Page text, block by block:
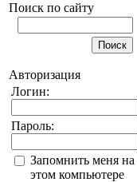
Поиск по сайту
Авторизация
Логин:
Пароль:
Запомнить меня на
этом компьютере